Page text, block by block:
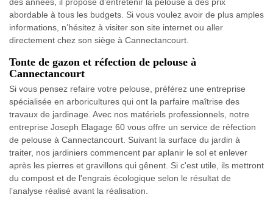
des années, il propose d’entretenir la pelouse à des prix
abordable à tous les budgets. Si vous voulez avoir de plus amples
informations, n’hésitez à visiter son site internet ou aller
directement chez son siège à Cannectancourt.
Tonte de gazon et réfection de pelouse à
Cannectancourt
Si vous pensez refaire votre pelouse, préférez une entreprise
spécialisée en arboricultures qui ont la parfaire maîtrise des
travaux de jardinage. Avec nos matériels professionnels, notre
entreprise Joseph Elagage 60 vous offre un service de réfection
de pelouse à Cannectancourt. Suivant la surface du jardin à
traiter, nos jardiniers commencent par aplanir le sol et enlever
après les pierres et gravillons qui gênent. Si c'est utile, ils mettront
du compost et de l'engrais écologique selon le résultat de
l’analyse réalisé avant la réalisation.